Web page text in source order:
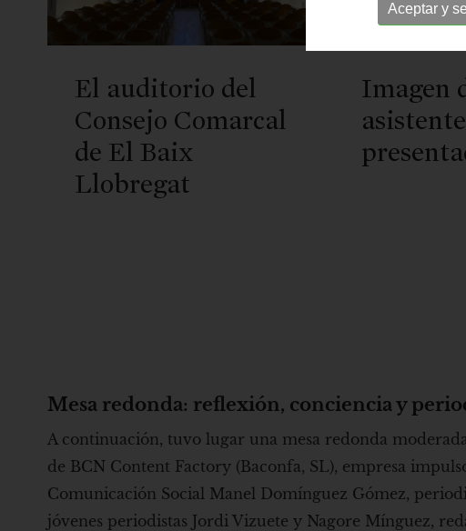
El auditorio del
Consejo Comarcal
de El Baix
Llobregat
Imagen
Mesa redonda: reflexión, conciencia y
A continuación, tuvo lugar una mesa redonda
de BCN Content Factory (Baconfa, SL), empresa
Comunicación Social Manel Domínguez Gómez,
jóvenes periodistas Jordi Vizuete y Nagore Mínguez,
Aceptar y